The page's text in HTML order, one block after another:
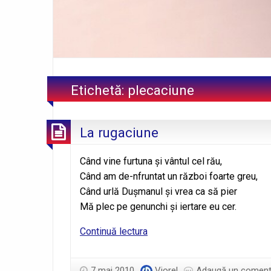
Etichetă:plecaciune
La rugaciune
Când vine furtuna şi vântul cel rău,
Când am de-nfruntat un război foarte greu,
Când urlă Duşmanul şi vrea ca să pier
Mă plec pe genunchi şi iertare eu cer.
Continuă lecturaLa